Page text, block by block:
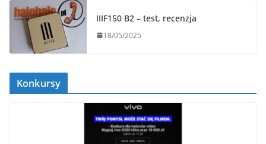
IIIF150 B2 – test, recenzja
18/05/2025
Konkursy